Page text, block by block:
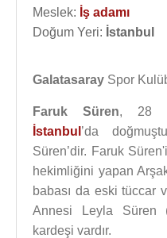
Meslek: İş adamı
Doğum Yeri: İstanbul
Galatasaray Spor
Faruk Süren, 28
İstanbul ’da
Süren’dir. Faruk
hekimliğini yapan
babası da eski tüccar
Annesi Leyla Süren
kardeşi vardır.